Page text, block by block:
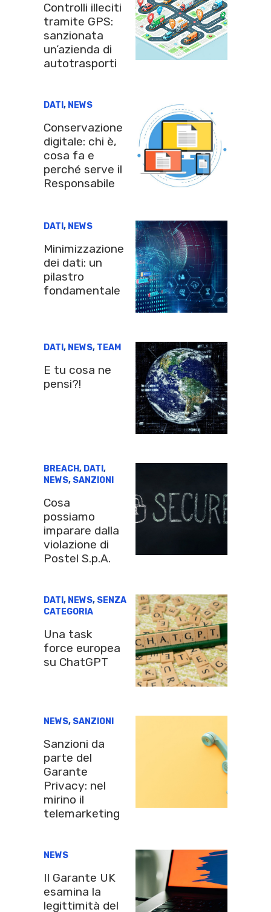
Controlli illeciti
tramite GPS:
sanzionata
un’azienda di
autotrasporti
DATI , NEWS
Conservazione
digitale: chi è,
cosa fa e
perché serve il
Responsabile
DATI , NEWS
Minimizzazione
dei dati: un
pilastro
fondamentale
DATI , NEWS, TEAM
E tu cosa ne
pensi?!
BREACH, DATI ,
NEWS, SANZIONI
Cosa
possiamo
imparare dalla
violazione di
Postel S.p.A.
DATI , NEWS, SENZA
CATEGORIA
Una task
force europea
su ChatGPT
NEWS, SANZIONI
Sanzioni da
parte del
Garante
Privacy: nel
mirino il
telemarketing
NEWS
Il Garante UK
esamina la
legittimità del